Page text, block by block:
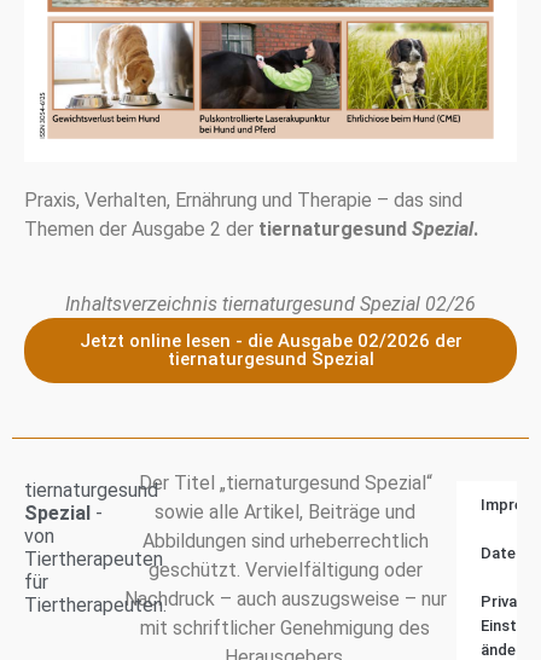
Praxis, Verhalten, Ernährung und Therapie – das sind
Themen der Ausgabe 2 der tiernaturgesund Spezial.
Inhaltsverzeichnis tiernaturgesund Spezial 02/26
Jetzt online lesen - die Ausgabe 02/2026 der
tiernaturgesund Spezial
tiernaturgesund
Spezial -
von
Tiertherapeuten
für
Tiertherapeuten.
Der Titel „tiernaturgesund Spezial“
sowie alle Artikel, Beiträge und
Abbildungen sind urheberrechtlich
geschützt. Vervielfältigung oder
Nachdruck – auch auszugsweise – nur
mit schriftlicher Genehmigung des
ändern